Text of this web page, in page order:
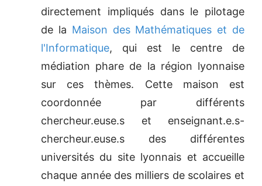
directement impliqués dans le pilotage
de la Maison des Mathématiques et de
l'Informatique, qui est le centre de
médiation phare de la région lyonnaise
sur ces thèmes. Cette maison est
coordonnée par différents
chercheur.euse.s et enseignant.e.s-
chercheur.euse.s des différentes
universités du site lyonnais et accueille
chaque année des milliers de scolaires et